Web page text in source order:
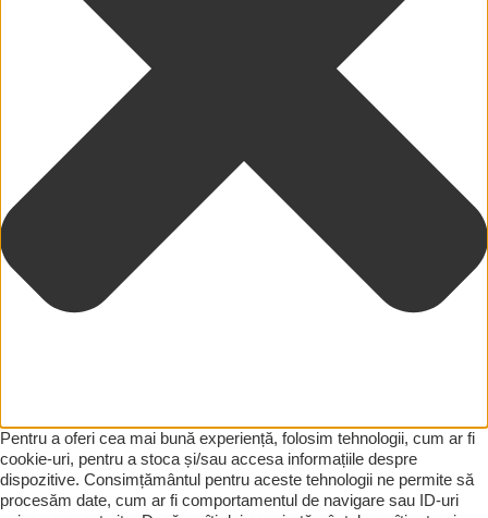
Pentru a oferi cea mai bună experiență, folosim tehnologii, cum ar fi
cookie-uri, pentru a stoca și/sau accesa informațiile despre
dispozitive. Consimțământul pentru aceste tehnologii ne permite să
procesăm date, cum ar fi comportamentul de navigare sau ID-uri